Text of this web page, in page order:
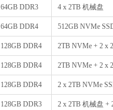
64GB DDR3 4 x 2TB 机械盘
64GB DDR4 512GB NVMe
128GB DDR4 2TB NVMe + 2 x
128GB DDR4 2TB NVMe + 2 x
128GB DDR4 2 x 2TB NVMe
128GB DDR3 2 x 2TB 机械盘 +